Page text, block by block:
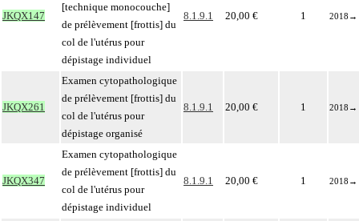
JKQX147
[technique monocouche]
de prélèvement [frottis] du
col de l'utérus pour
dépistage individuel
8.1.9.1 20,00 € 1 2018 →
JKQX261
Examen cytopathologique
de prélèvement [frottis] du
col de l'utérus pour
dépistage organisé
8.1.9.1 20,00 € 1 2018 →
JKQX347
Examen cytopathologique
de prélèvement [frottis] du
col de l'utérus pour
dépistage individuel
8.1.9.1 20,00 € 1 2018 →